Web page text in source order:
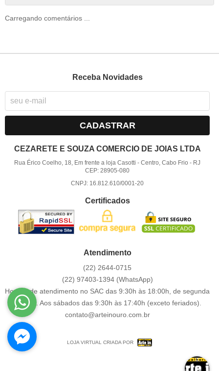
Carregando comentários ...
Receba Novidades
CADASTRAR
CEZARETE E SOUZA COMERCIO DE JOIAS LTDA
Rua Érico Coelho, 18, Em frente a loja Casotti -Centro, Cabo Frio - RJ
CEP: 28905-080
CNPJ: 16.812.610/0001-20
Certificados
Atendimento
(22) 2644-0715
(22) 97403-1394 (WhatsApp)
Horário de atendimento no SAC das 9:30h às 18:00h, de segunda
a sexta. Aos sábados das 9:30h às 17:40h (exceto feriados).
contato@arteinouro.com.br
LOJA VIRTUAL CRIADA POR